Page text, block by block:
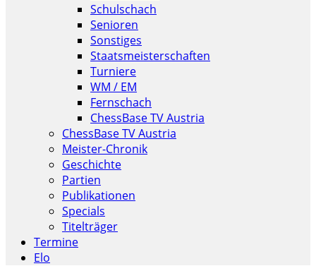
Schulschach
Senioren
Sonstiges
Staatsmeisterschaften
Turniere
WM / EM
Fernschach
ChessBase TV Austria
ChessBase TV Austria
Meister-Chronik
Geschichte
Partien
Publikationen
Specials
Titelträger
Termine
Elo